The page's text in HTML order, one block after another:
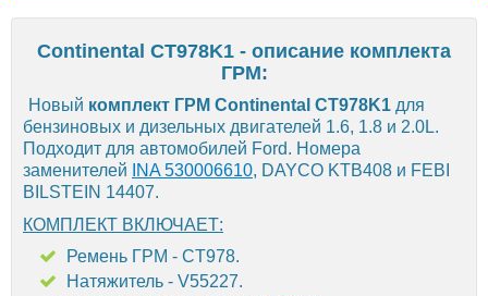
Continental CT978K1 - описание комплекта
ГРМ:
Новый комплект ГРМ Continental CT978K1 для
бензиновых и дизельных двигателей 1.6, 1.8 и 2.0L.
Подходит для автомобилей Ford. Номера
заменителей
INA 530006610, DAYCO KTB408 и FEBI
BILSTEIN 14407.
КОМПЛЕКТ ВКЛЮЧАЕТ:
Ремень ГРМ - CT978.
Натяжитель - V55227.